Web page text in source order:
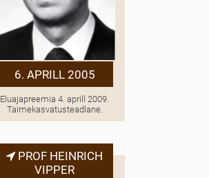
6. APRILL 2005
Eluajapreemia 4. aprill 2009.
Taimekasvatusteadlane.
PROF HEINRICH
VIPPER